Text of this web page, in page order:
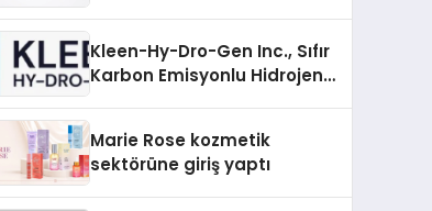
Kleen-Hy-Dro-Gen Inc., Sıfır
Karbon Emisyonlu Hidrojen
Aldı
Marie Rose kozmetik
sektörüne giriş yaptı